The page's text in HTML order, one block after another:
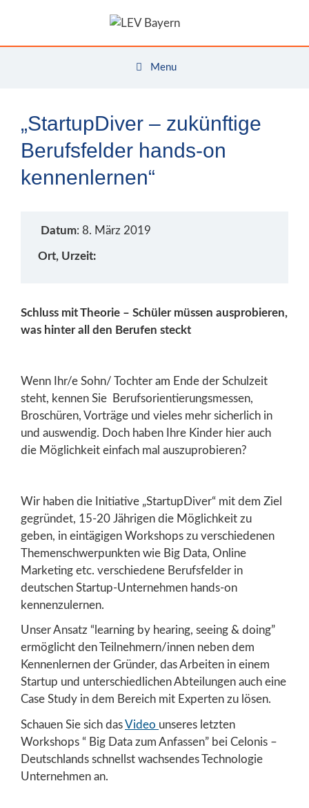
Menu
„StartupDiver – zukünftige
Berufsfelder hands-on
kennenlernen“
Datum: 8. März 2019
Ort, Urzeit:
Schluss mit Theorie – Schüler müssen ausprobieren,
was hinter all den Berufen steckt
Wenn Ihr/e Sohn/ Tochter am Ende der Schulzeit
steht, kennen Sie Berufsorientierungsmessen,
Broschüren, Vorträge und vieles mehr sicherlich in
und auswendig. Doch haben Ihre Kinder hier auch
die Möglichkeit einfach mal auszuprobieren?
Wir haben die Initiative „StartupDiver“ mit dem Ziel
gegründet, 15-20 Jährigen die Möglichkeit zu
geben, in eintägigen Workshops zu verschiedenen
Themenschwerpunkten wie Big Data, Online
Marketing etc. verschiedene Berufsfelder in
deutschen Startup-Unternehmen hands-on
kennenzulernen.
Unser Ansatz “learning by hearing, seeing & doing”
ermöglicht den Teilnehmern/innen neben dem
Kennenlernen der Gründer, das Arbeiten in einem
Startup und unterschiedlichen Abteilungen auch eine
Case Study in dem Bereich mit Experten zu lösen.
Schauen Sie sich dasVideo unseres letzten
Workshops “ Big Data zum Anfassen” bei Celonis –
Deutschlands schnellst wachsendes Technologie
Unternehmen an.